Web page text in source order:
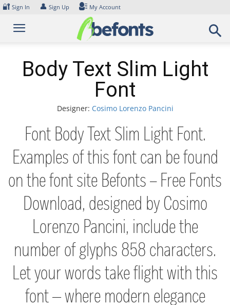
Skip
content
🔐 Sign In 👤 Sign Up My Account
Body Text Slim Light
Font
Designer: Cosimo Lorenzo Pancini
Font Body Text Slim Light Font.
Examples of this font can be found
on the font site Befonts – Free Fonts
Download, designed by Cosimo
Lorenzo Pancini, include the
number of glyphs 858 characters.
Let your words take flight with this
font — where modern elegance